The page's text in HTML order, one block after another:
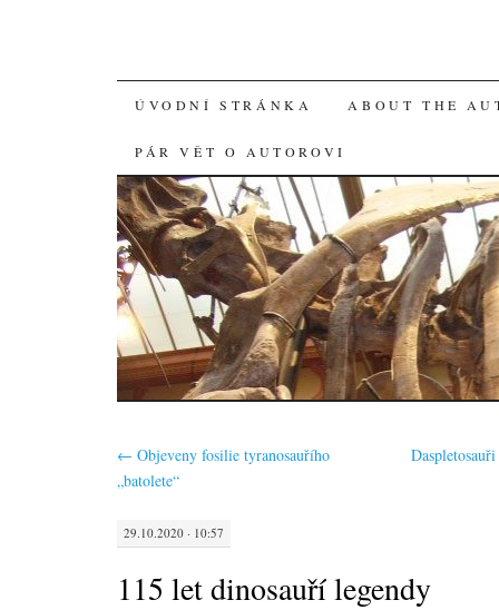
SKIP
TO
CONTENT
ÚVODNÍ STRÁNKA ABOUT THE
PÁR VĚT O AUTOROVI
← Objeveny fosilie tyranosauřího
„batolete“
29.10.2020 · 10:57
115 let dinosauří legendy